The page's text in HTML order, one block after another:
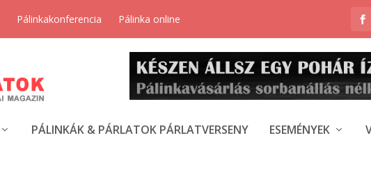
Pálinkakonferencia Pálinka online
PÁLINKÁK & PÁRLATOK PÁRLATVERSENY ESEMÉNYEK